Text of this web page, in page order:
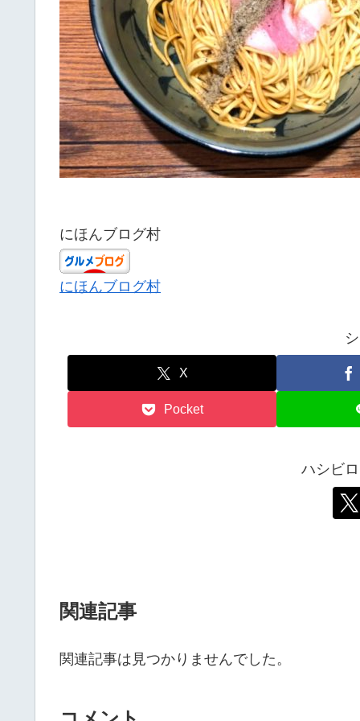
にほんブログ村
にほんブログ村
X
Pocket
ハシビ
関連記事
関連記事は見つかりませんでした。